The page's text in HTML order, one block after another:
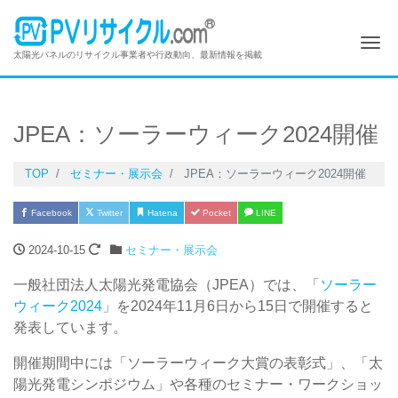
太陽光パネルのリサイクル事業者や行政動向、最新情報を掲載
JPEA：ソーラーウィーク2024開催
TOP セミナー・展示会 JPEA：ソーラーウィーク2024開催
Facebook Twitter Hatena Pocket LINE
2024-10-15 セミナー・展示会
一般社団法人太陽光発電協会（JPEA）では、「 ソーラー
ウィーク2024 」を2024年11月6日から15日で開催すると
発表しています。
開催期間中には「ソーラーウィーク大賞の表彰式」、「太
陽光発電シンポジウム」や各種のセミナー・ワークショッ